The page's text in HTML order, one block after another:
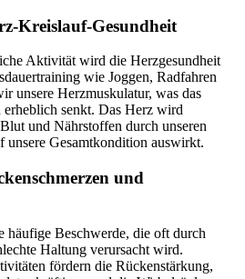
Kreislauf-Gesundheit
Aktivität wird die Herzgesundheit
wie Joggen, Radfahren
unsere Herzmuskulatur, was das
senkt. Das Herz wird
und Nährstoffen durch unseren
unsere Gesamtkondition auswirkt.
und
häufige Beschwerde, die oft durch
Haltung verursacht wird.
fördern die Rückenstärkung,